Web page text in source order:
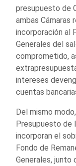
presupuesto de
ambas Cámaras
incorporación al
Generales del
comprometido,
intereses
cuentas
Del mismo
Presupuesto de
incorporan el
Fondo de
Generales, junto